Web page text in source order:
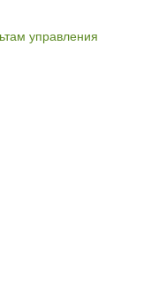
управления